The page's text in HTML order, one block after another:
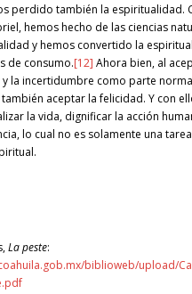
perdido también la espiritualidad.
hemos hecho de las ciencias
y hemos convertido la
de consumo.[12] Ahora bien, al
la incertidumbre como parte
aceptar la felicidad. Y con
la vida, dignificar la acción
lo cual no es solamente una
La peste:
biblioweb/upload/